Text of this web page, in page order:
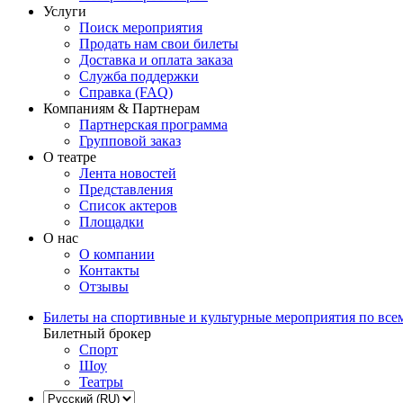
Услуги
Поиск мероприятия
Продать нам свои билеты
Доставка и оплата заказа
Служба поддержки
Справка (FAQ)
Компаниям & Партнерам
Партнерская программа
Групповой заказ
О театре
Лента новостей
Представления
Список актеров
Площадки
О нас
О компании
Контакты
Отзывы
Билеты на спортивные и культурные мероприятия по
Билетный брокер
Спорт
Шоу
Театры